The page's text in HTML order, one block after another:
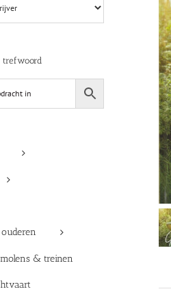
trefwoord
& treinen